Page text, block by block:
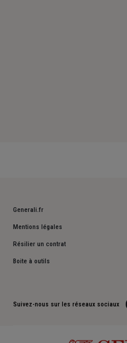
Generali.fr
Mentions légales
Résilier un contrat
Boite à outils
Suivez-nous sur les réseaux sociaux